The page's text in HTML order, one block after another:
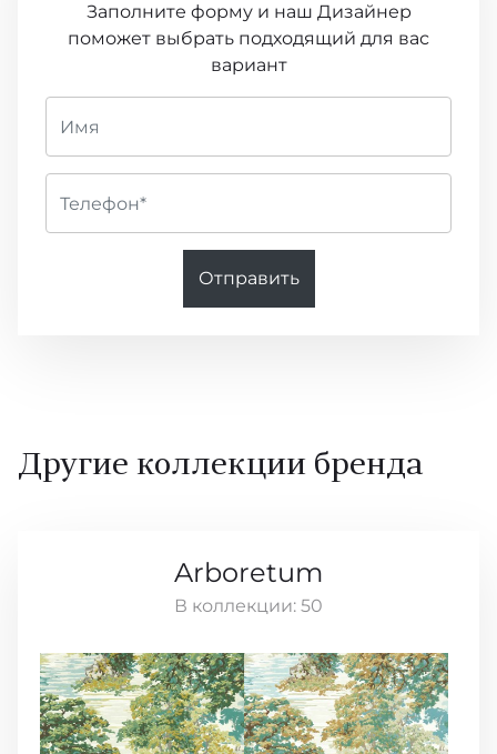
Заполните форму и наш Дизайнер
поможет выбрать подходящий для вас
вариант
Отправить
Другие коллекции бренда
Arboretum
В коллекции: 50